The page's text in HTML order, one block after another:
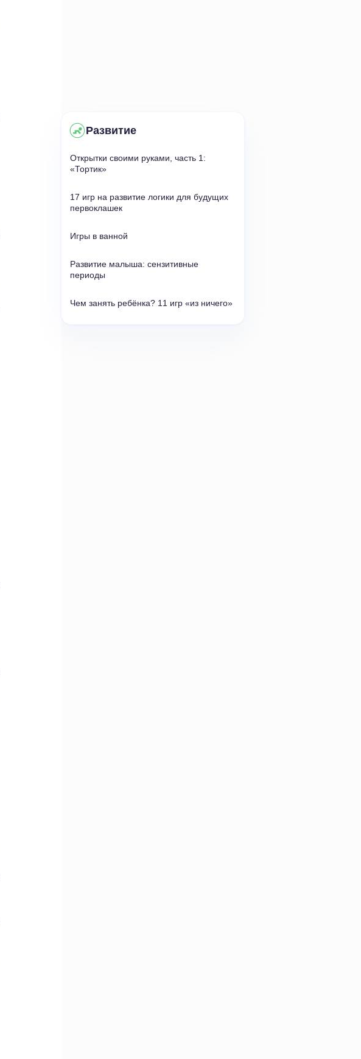
Развитие
Открытки своими руками часть 1:
«Тортик»
17 игр на развитие логики для будущих
первоклашек
Игры в ванной
Развитие малыша: сензитивные
периоды
Чем занять ребёнка? 11 игр «из ничего»